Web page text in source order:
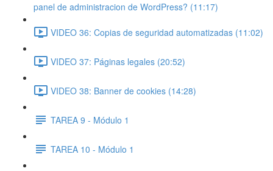
panel de administracion de WordPress? (11:17)
VIDEO 36: Copias de seguridad automatizadas (11:02)
VIDEO 37: Páginas legales (20:52)
VIDEO 38: Banner de cookies (14:28)
TAREA 9 - Módulo 1
TAREA 10 - Módulo 1